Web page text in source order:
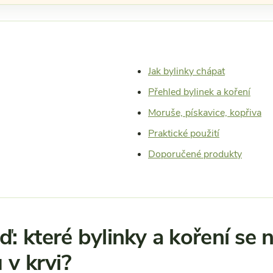
Jak bylinky chápat
Přehled bylinek a koření
Moruše, pískavice, kopřiva
Praktické použití
Doporučené produkty
které bylinky a koření se
v krvi?